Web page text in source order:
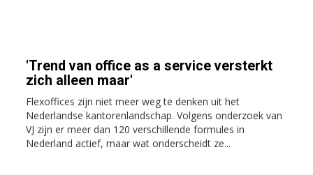
'Trend van office as a service versterkt
zich alleen maar'
Flexoffices zijn niet meer weg te denken uit het
Nederlandse kantorenlandschap. Volgens onderzoek van
VJ zijn er meer dan 120 verschillende formules in
Nederland actief, maar wat onderscheidt ze...